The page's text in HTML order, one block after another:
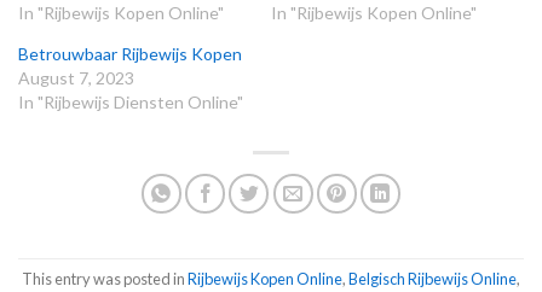
In "Rijbewijs Kopen Online"
In "Rijbewijs Kopen Online"
Betrouwbaar Rijbewijs Kopen
August 7, 2023
In "Rijbewijs Diensten Online"
This entry was posted inRijbewijs Kopen Online,Belgisch Rijbewijs Online,